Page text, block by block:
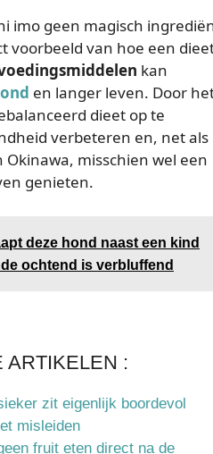
imo geen magisch
voorbeeld van hoe een
kan
en langer leven. Door
dieet op te
verbeteren en, net als
misschien wel een
genieten.
deze hond naast een kind
ochtend is verbluffend
ARTIKELEN :
zit eigenlijk boordevol
misleiden
fruit eten direct na de